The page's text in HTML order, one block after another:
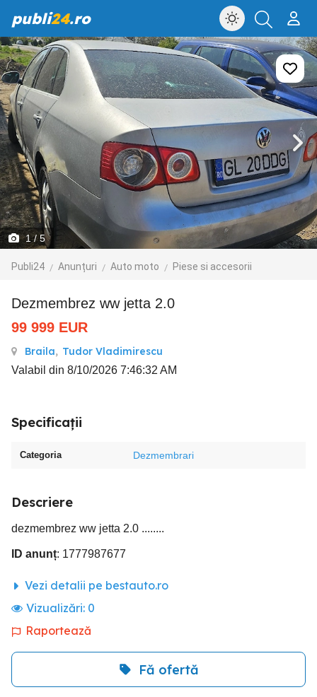
publi24.ro
1/ 5
Publi24 Anunțuri Auto moto Piese si accesorii
dezmembrez ww jetta 2.0
99 999 EUR
Braila, Tudor Vladimirescu
Valabil din 8/10/2026 7:46:32 AM
Specificații
Categoria Dezmembrari
Descriere
dezmembrez ww jetta 2.0 ........
ID anunț: 1777987677
Vezi detalii pe bestauto.ro
Vizualizări: 0
Raportează
Fă ofertă